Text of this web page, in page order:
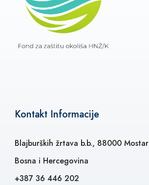
Kontakt Informacije
Blajburških žrtava b.b., 88000 Mostar
Bosna i Hercegovina
+387 36 446 202